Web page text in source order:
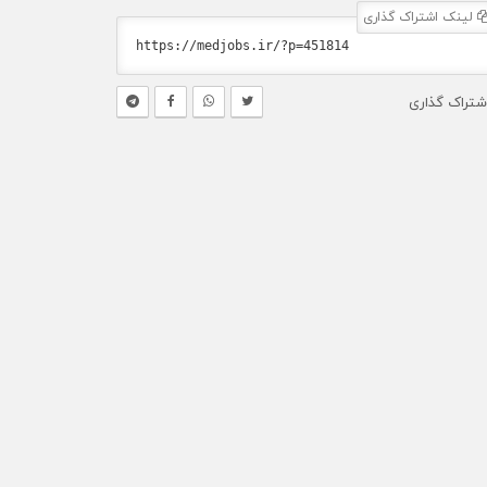
لینک اشتراک گذاری
گذاری